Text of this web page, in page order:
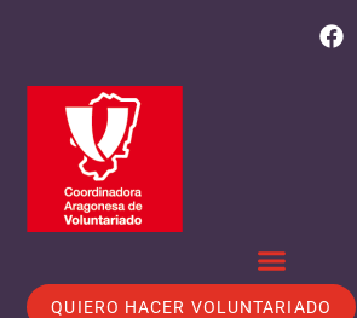
QUIERO HACER VOLUNTARIADO